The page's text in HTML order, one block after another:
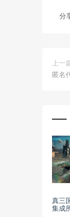
分
上一
匿名
真三
集成